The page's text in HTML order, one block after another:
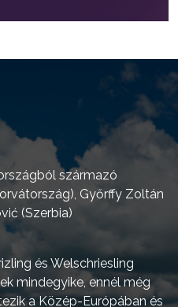
származó
Győrffy Zoltán
(Szerbia)
és Welschriesling
mindegyike, ennél még
a Közép-Európában és